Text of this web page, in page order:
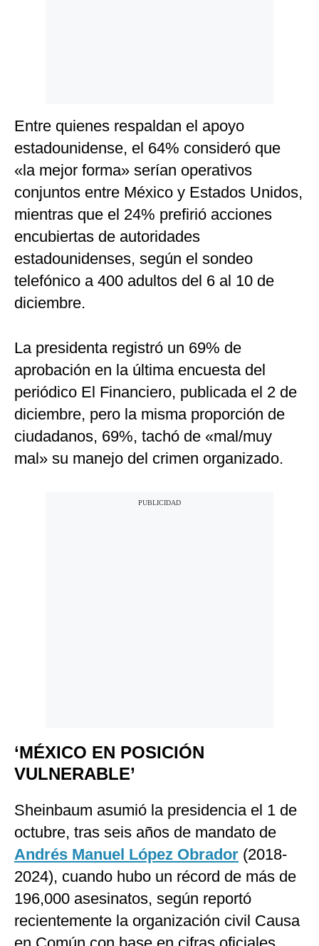
Entre quienes respaldan el apoyo
estadounidense, el 64% consideró que
«la mejor forma» serían operativos
conjuntos entre México y Estados Unidos,
mientras que el 24% prefirió acciones
encubiertas de autoridades
estadounidenses, según el sondeo
telefónico a 400 adultos del 6 al 10 de
diciembre.
La presidenta registró un 69% de
aprobación en la última encuesta del
periódico El Financiero, publicada el 2 de
diciembre, pero la misma proporción de
ciudadanos, 69%, tachó de «mal/muy
mal» su manejo del crimen organizado.
‘MÉXICO EN POSICIÓN
VULNERABLE’
Sheinbaum asumió la presidencia el 1 de
octubre, tras seis años de mandato de
Andrés Manuel López Obrador (2018-
2024), cuando hubo un récord de más de
196,000 asesinatos, según reportó
recientemente la organización civil Causa